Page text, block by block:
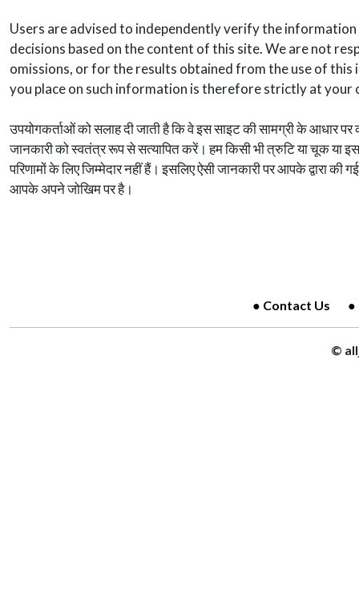
Users are advised to independently verify the
decisions based on the content of this site. We are not
omissions, or for the results obtained from the use of
you place on such information is therefore strictly at your
उपयोगकर्ताओं को सलाह दी जाती है कि वे इस साइट की सामग्री के आधार पर
जानकारी को स्वतंत्र रूप से सत्यापित करें। हम किसी भी त्रुटि या चूक या
परिणामों के लिए जिम्मेदार नहीं हैं। इसलिए ऐसी जानकारी पर आपके द्वारा की
आपके अपने जोखिम पर है।
Contact Us
©